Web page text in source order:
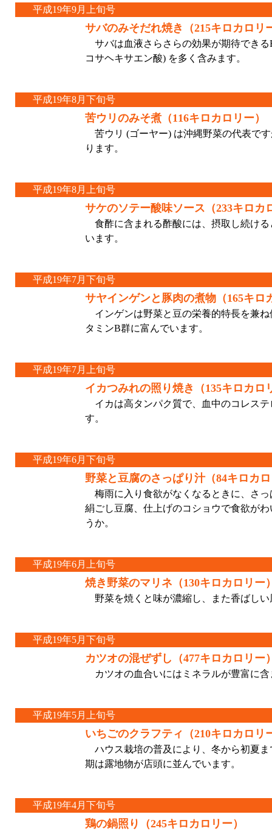
平成19年9月上旬号
サバのみそだれ焼き（215キロカロリ
サバは血液さらさらの効果が期待できる
コサヘキサエン酸) を多く含みます。
平成19年8月下旬号
苦ウリのみそ煮（116キロカロリー）
苦ウリ (ゴーヤー) は沖縄野菜の代表で
ります。
平成19年8月上旬号
サケのソテー酸味ソース（233キロカ
食酢に含まれる酢酸には、摂取し続け
います。
平成19年7月下旬号
サヤインゲンと豚肉の煮物（165キロ
インゲンは野菜と豆の栄養的特長を兼
タミンB群に富んでいます。
平成19年7月上旬号
イカつみれの照り焼き（135キロカロ
イカは高タンパク質で、血中のコレス
す。
平成19年6月下旬号
野菜と豆腐のさっぱり汁（84キロカ
梅雨に入り食欲がなくなるときに、さ
絹ごし豆腐、仕上げのコショウで食欲が
うか。
平成19年6月上旬号
焼き野菜のマリネ（130キロカロリー
野菜を焼くと味が濃縮し、また香ばし
平成19年5月下旬号
カツオの混ぜずし（477キロカロリー
カツオの血合いにはミネラルが豊富に含
平成19年5月上旬号
いちごのクラフティ（210キロカロリ
ハウス栽培の普及により、冬から初夏
期は露地物が店頭に並んでいます。
平成19年4月下旬号
鶏の鍋照り（245キロカロリー）